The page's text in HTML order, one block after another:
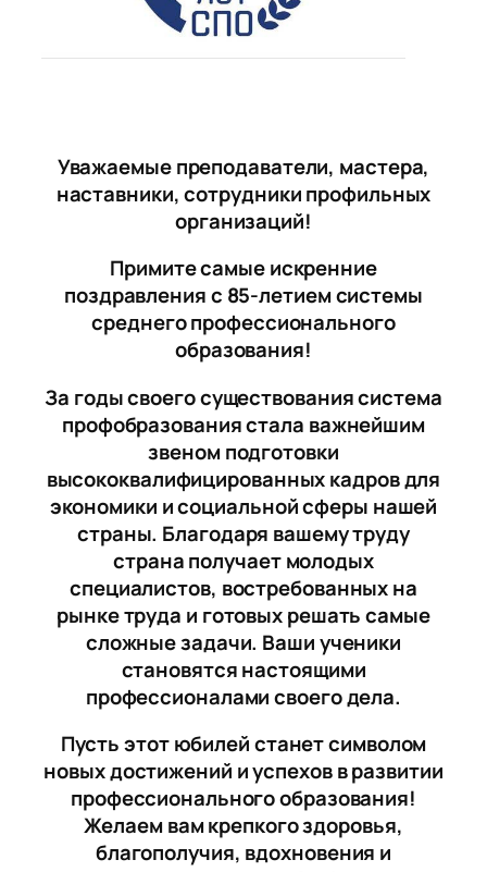
Уважаемые преподаватели, мастера,
наставники, сотрудники профильных
организаций!
Примите самые искренние
поздравления с 85-летием системы
среднего профессионального
образования!
За годы своего существования система
профобразования стала важнейшим
звеном подготовки
высококвалифицированных кадров для
экономики и социальной сферы нашей
страны. Благодаря вашему труду
страна получает молодых
специалистов, востребованных на
рынке труда и готовых решать самые
сложные задачи. Ваши ученики
становятся настоящими
профессионалами своего дела.
Пусть этот юбилей станет символом
новых достижений и успехов в развитии
профессионального образования!
Желаем вам крепкого здоровья,
благополучия, вдохновения и